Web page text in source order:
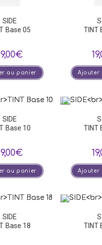
SIDE
Base 05
€
au panier
TINT
Ajouter
SIDE
Base 10
€
au panier
TINT
Ajouter
SIDE
Base 18
TINT